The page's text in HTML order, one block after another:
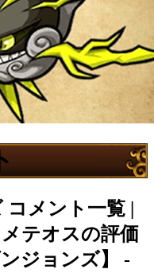
コメント一覧 |
テオスの評価
ジョンズ】 -